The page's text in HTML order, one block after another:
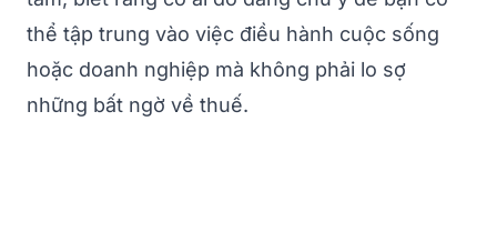
thể tập trung vào việc điều hành cuộc sống
hoặc doanh nghiệp mà không phải lo sợ
những bất ngờ về thuế.